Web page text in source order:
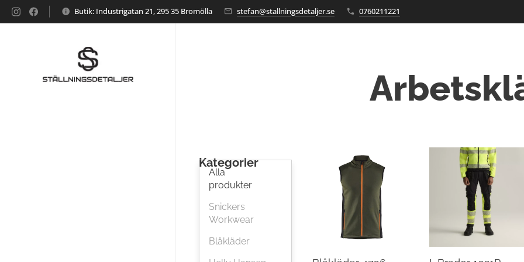
Butik: Industrigatan 21, 295 35 Bromölla stefan@stallningsdetaljer.se 0760211221
Kategorier
Alla
produkter
Snickers
Workwear
Blåkläder